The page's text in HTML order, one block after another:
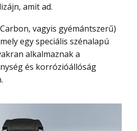
amit ad.
egy speciális szénalapú
alkalmaznak a
és korrózióállóság